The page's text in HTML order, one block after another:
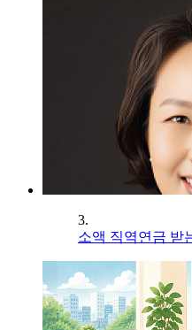
3.
소액 직역연금 받